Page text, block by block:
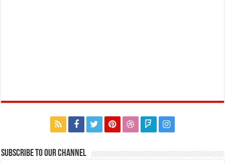
Subscribe to our Channel